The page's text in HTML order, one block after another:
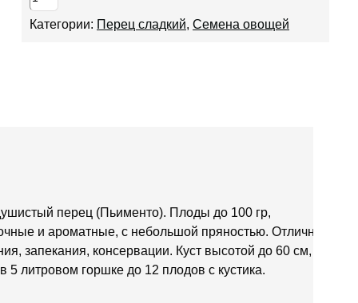
Категории: Перец сладкий,Семена овощей
перец (Пьименто). Плоды до 100 гр,
и ароматные, с небольшой пряностью. Отлично
запекания, консервации. Куст высотой до 60 см,
литровом горшке до 12 плодов с кустика.